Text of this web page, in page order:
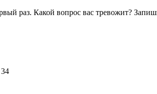
раз. Какой вопрос вас тревожит?